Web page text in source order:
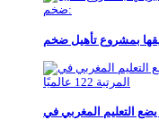
التعليم المغربي في